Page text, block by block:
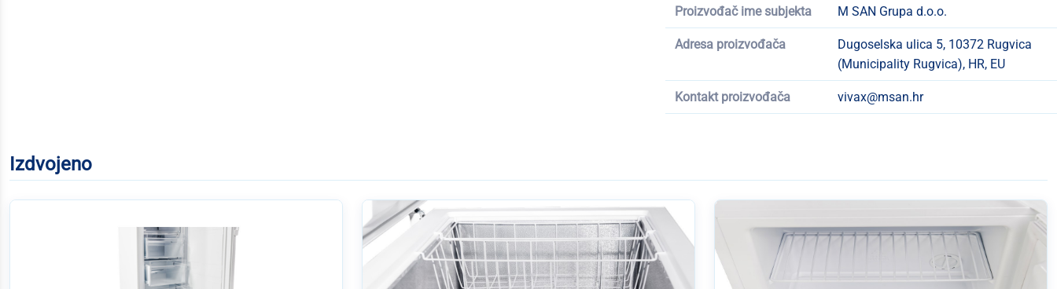
Proizvođač ime subjekta M SAN Grupa d.o.o.
Adresa proizvođača
Dugoselska ulica 5, 10372 Rugvica
(Municipality Rugvica), HR, EU
Kontakt proizvođača vivax@msan.hr
Izdvojeno